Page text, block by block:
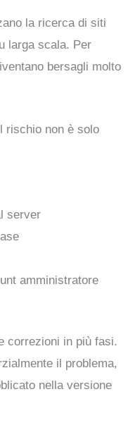
la ricerca di siti
larga scala. Per
bersagli molto
rischio non è solo
server
amministratore
correzioni in più fasi.
il problema,
nella versione